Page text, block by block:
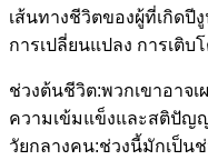
เส้นทางชีวิตของผู้ที่เกิดปี
การเปลี่ยนแปลง การเติบ
ช่วงต้นชีวิต:พวกเขาอาจ
ความเข้มแข็งและสติปัญ
วัยกลางคน:ช่วงนี้มักเป็น